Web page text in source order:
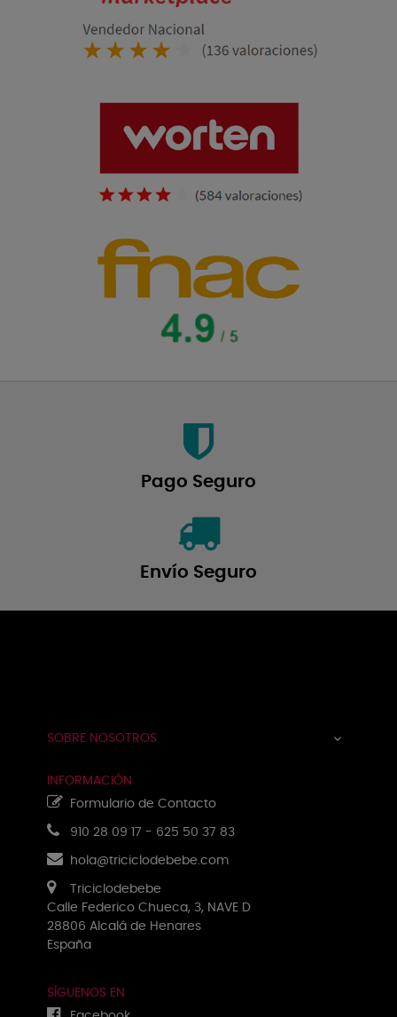
Pago Seguro
Envío Seguro
SOBRE NOSOTROS 
INFORMACIÓN
Formulario de Contacto
910 28 09 17 - 625 50 37 83
hola@triciclodebebe.com
Triciclodebebe
Calle Federico Chueca, 3, NAVE D
28806 Alcalá de Henares
España
SÍGUENOS EN